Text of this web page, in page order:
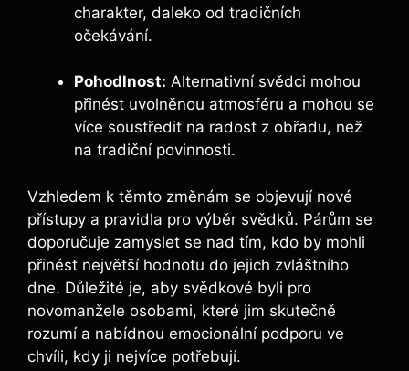
charakter, daleko od tradičních
očekávání.
Pohodlnost: Alternativní svědci mohou
přinést uvolněnou atmosféru a mohou se
více soustředit na radost z obřadu, než
na tradiční povinnosti.
Vzhledem k těmto změnám se objevují nové
přístupy a pravidla pro výběr svědků. Párům se
doporučuje zamyslet se nad tím, kdo by mohli
přinést největší hodnotu do jejich zvláštního
dne. Důležité je, aby svědkové byli pro
novomanžele osobami, které jim skutečně
rozumí a nabídnou emocionální podporu ve
chvíli, kdy ji nejvíce potřebují.